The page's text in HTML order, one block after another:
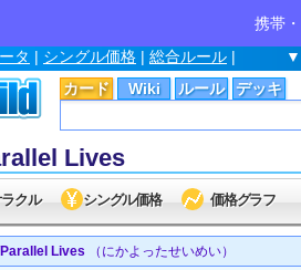
携帯
カード Wiki ルール デッキ
タ | シングル価格 | 総合ルール |
Lives
クル シングル価格 価格グラフ
Lives （にかよったせいめい）